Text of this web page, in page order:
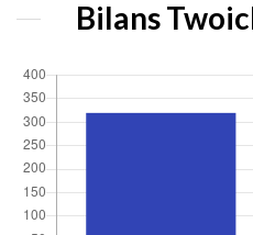
Bilans